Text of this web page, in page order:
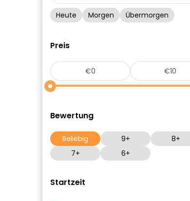
Heute Morgen Übermorgen
Preis
Bewertung
Beliebig 9+
8+
7+
6+
Startzeit